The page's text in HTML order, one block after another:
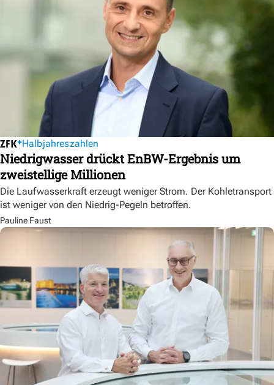
Halbjahreszahlen
Niedrigwasser drückt EnBW-Ergebnis um
zweistellige Millionen
Die Laufwasserkraft erzeugt weniger Strom. Der Kohletransport
ist weniger von den Niedrig-Pegeln betroffen.
Pauline Faust